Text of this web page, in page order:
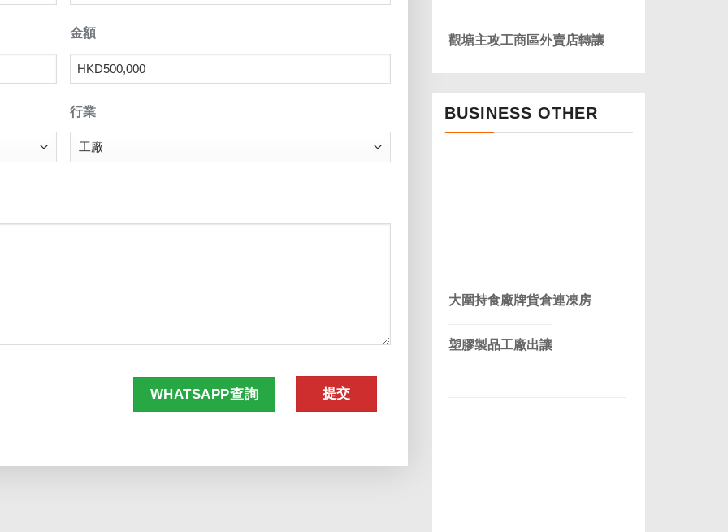
金額
行業
WHATSAPP查詢
觀塘主攻工商區外賣店轉讓
BUSINESS OTHER
大圍持食廠牌貨倉連凍房
塑膠製品工廠出讓